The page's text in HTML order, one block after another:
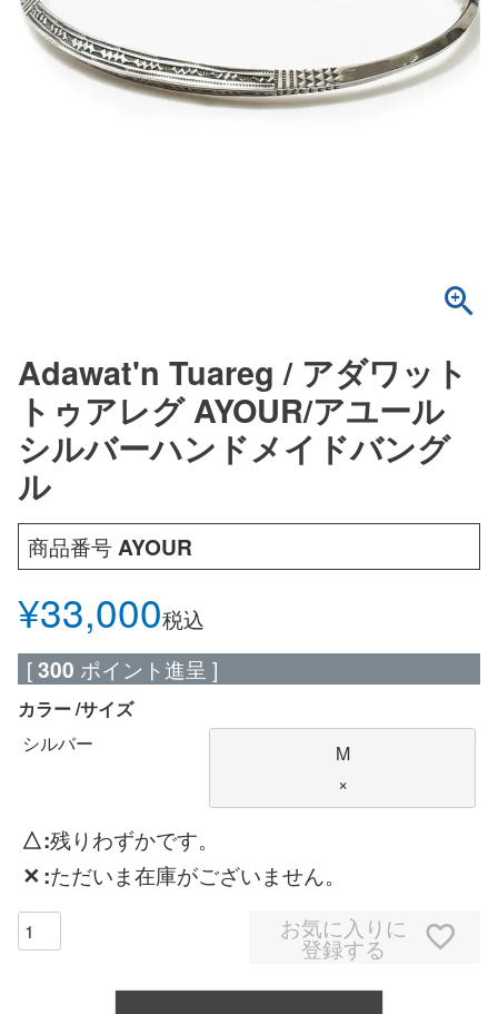
Adawat'n Tuareg / アダワット
トゥアレグ AYOUR/アユール
シルバーハンドメイドバング
ル
商品番号AYOUR
¥33,000税込
[300 ポイント進呈 ]
カラー サイズ
シルバー
M
×
△ 残りわずかです。
✕ ただいま在庫がございません。
お気に入りに
登録する